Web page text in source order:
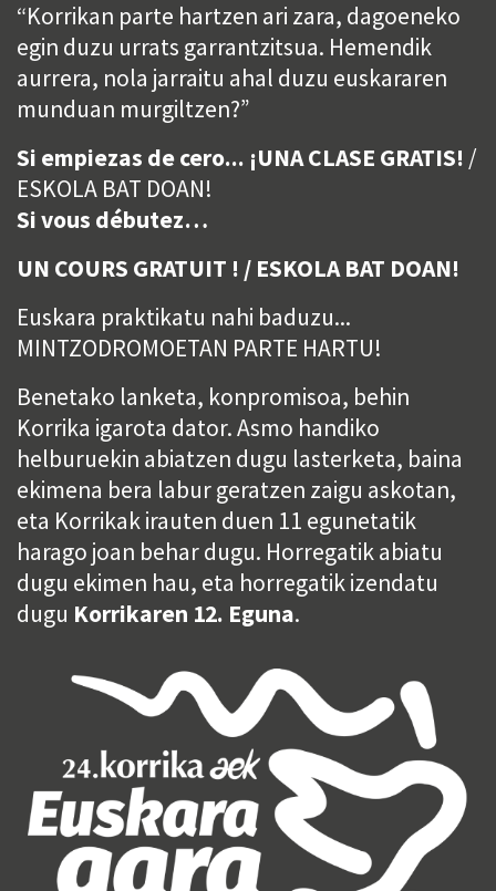
“Korrikan parte hartzen ari zara, dagoeneko
egin duzu urrats garrantzitsua. Hemendik
aurrera, nola jarraitu ahal duzu euskararen
munduan murgiltzen?”
Si empiezas de cero... ¡UNA CLASE GRATIS! /
ESKOLA BAT DOAN!
Si vous débutez…
UN COURS GRATUIT ! / ESKOLA BAT DOAN!
Euskara praktikatu nahi baduzu...
MINTZODROMOETAN PARTE HARTU!
Benetako lanketa, konpromisoa, behin
Korrika igarota dator. Asmo handiko
helburuekin abiatzen dugu lasterketa, baina
ekimena bera labur geratzen zaigu askotan,
eta Korrikak irauten duen 11 egunetatik
harago joan behar dugu. Horregatik abiatu
dugu ekimen hau, eta horregatik izendatu
dugu Korrikaren 12. Eguna.